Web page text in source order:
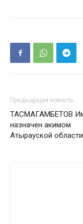
Предыдущая новость
ТАСМАГАМБЕТОВ
назначен акимом
Атырауской области